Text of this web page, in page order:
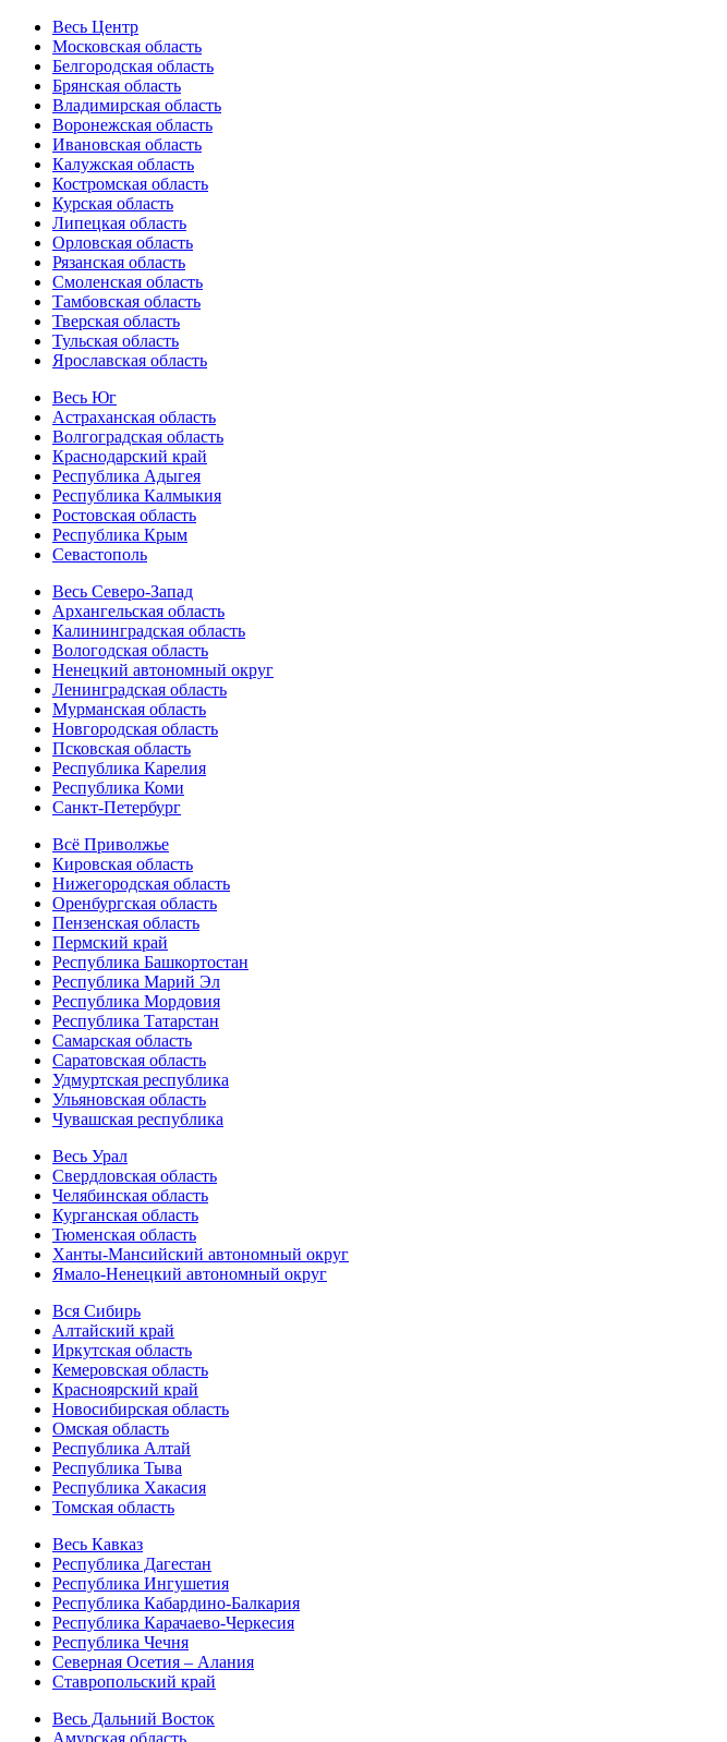
Весь Центр
Московская область
Белгородская область
Брянская область
Владимирская область
Воронежская область
Ивановская область
Калужская область
Костромская область
Курская область
Липецкая область
Орловская область
Рязанская область
Смоленская область
Тамбовская область
Тверская область
Тульская область
Ярославская область
Весь Юг
Астраханская область
Волгоградская область
Краснодарский край
Республика Адыгея
Республика Калмыкия
Ростовская область
Республика Крым
Севастополь
Весь Северо-Запад
Архангельская область
Калининградская область
Вологодская область
Ненецкий автономный округ
Ленинградская область
Мурманская область
Новгородская область
Псковская область
Республика Карелия
Республика Коми
Санкт-Петербург
Всё Приволжье
Кировская область
Нижегородская область
Оренбургская область
Пензенская область
Пермский край
Республика Башкортостан
Республика Марий Эл
Республика Мордовия
Республика Татарстан
Самарская область
Саратовская область
Удмуртская республика
Ульяновская область
Чувашская республика
Весь Урал
Свердловская область
Челябинская область
Курганская область
Тюменская область
Ханты-Мансийский автономный округ
Ямало-Ненецкий автономный округ
Вся Сибирь
Алтайский край
Иркутская область
Кемеровская область
Красноярский край
Новосибирская область
Омская область
Республика Алтай
Республика Тыва
Республика Хакасия
Томская область
Весь Кавказ
Республика Дагестан
Республика Ингушетия
Республика Кабардино-Балкария
Республика Карачаево-Черкесия
Республика Чечня
Северная Осетия – Алания
Ставропольский край
Весь Дальний Восток
Амурская область